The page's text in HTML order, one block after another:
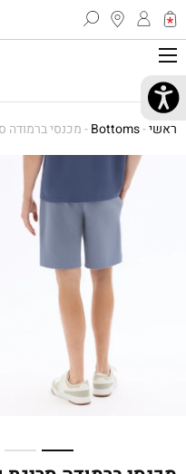
ראשי-
Bottoms
-מכנסי ברמודה